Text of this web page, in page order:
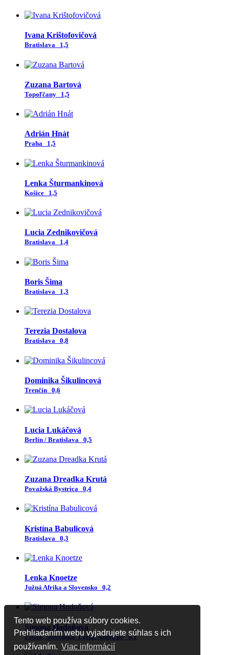
Tento web používa súbory cookies.
Prehliadaním webu vyjadrujete súhlas s ich
používaním. Viac informácií
Ivana Krištofovičová
Bratislava 1,5
Zuzana Bartová
Topoľčany 1,5
Adrián Hnát
Praha 1,5
Lenka Šturmankinová
Košice 1,5
Lucia Zednikovičová
Bratislava 1,4
Boris Šima
Bratislava 1,3
Terezia Dostalova
Bratislava 0,8
Dominika Šikulincová
Trenčín 0,6
Lucia Lukáčová
Berlín / Bratislava 0,5
Zuzana Dreadka Krutá
Považská Bystrica 0,4
Kristína Babulicová
Bratislava 0,3
Lenka Knoetze
Južná Afrika a Slovensko 0,2
Simona Hodoňová
Žilina, Slovensko/ Leeds, Anglicko 0,1